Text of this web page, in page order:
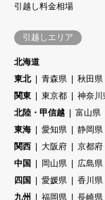
引越し料金相場
引越しエリア
北海道
東北
青森県 秋田県
関東
東京都 神奈川
北陸・甲信越
富山県
東海
愛知県 静岡県
関西
大阪府 京都府
中国
岡山県 広島県
四国
愛媛県 香川県
九州
福岡県 長崎県